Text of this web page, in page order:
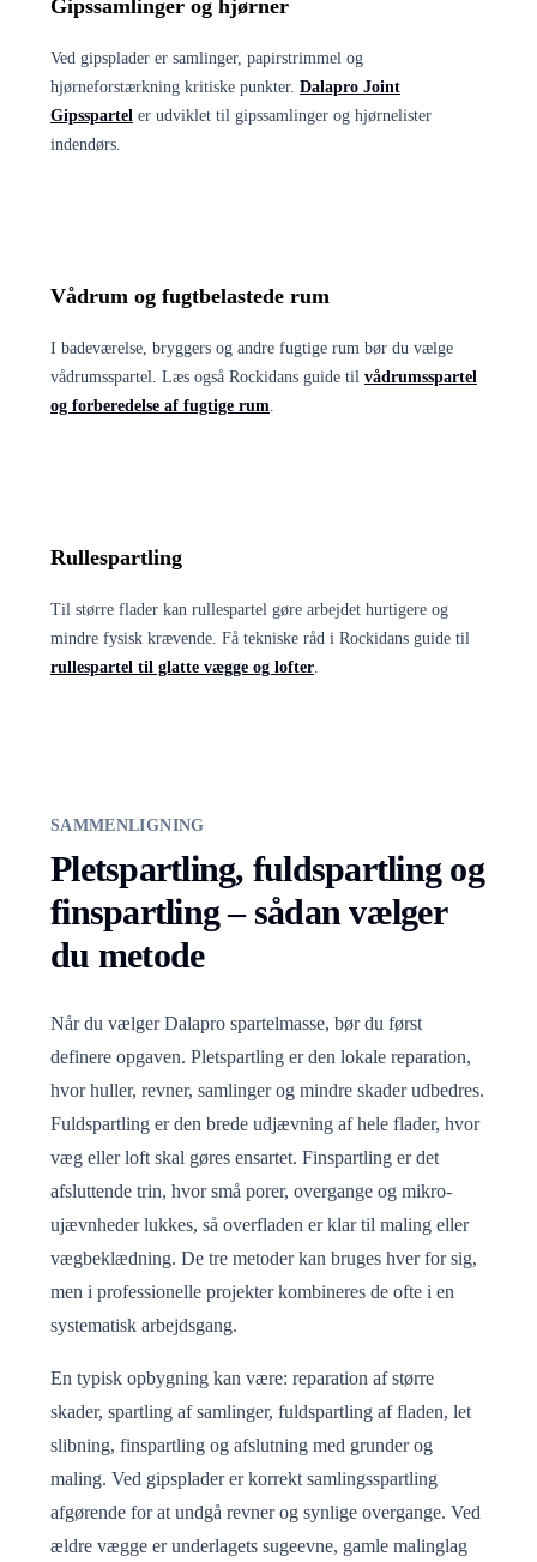
Gipssamlinger og hjørner
Ved gipsplader er samlinger, papirstrimmel og
hjørneforstærkning kritiske punkter. Dalapro Joint
Gipsspartel er udviklet til gipssamlinger og hjørnelister
indendørs.
Vådrum og fugtbelastede rum
I badeværelse, bryggers og andre fugtige rum bør du vælge
vådrumsspartel. Læs også Rockidans guide til vådrumsspartel
og forberedelse af fugtige rum
Rullespartling
Til større flader kan rullespartel gøre arbejdet hurtigere og
mindre fysisk krævende. Få tekniske råd i Rockidans guide til
rullespartel til glatte vægge og lofter
SAMMENLIGNING
Pletspartling, fuldspartling og
finspartling – sådan vælger
du metode
Når du vælger Dalapro spartelmasse, bør du først
definere opgaven. Pletspartling er den lokale reparation,
hvor huller, revner, samlinger og mindre skader udbedres.
Fuldspartling er den brede udjævning af hele flader, hvor
væg eller loft skal gøres ensartet. Finspartling er det
afsluttende trin, hvor små porer, overgange og mikro-
ujævnheder lukkes, så overfladen er klar til maling eller
vægbeklædning. De tre metoder kan bruges hver for sig,
men i professionelle projekter kombineres de ofte i en
systematisk arbejdsgang.
En typisk opbygning kan være: reparation af større
skader, spartling af samlinger, fuldspartling af fladen, let
slibning, finspartling og afslutning med grunder og
maling. Ved gipsplader er korrekt samlingsspartling
afgørende for at undgå revner og synlige overgange. Ved
ældre vægge er underlagets sugeevne, gamle malinglag